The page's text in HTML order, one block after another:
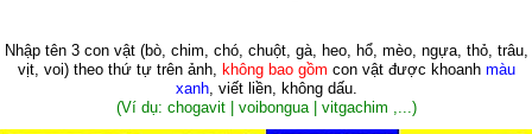
Nhập tên 3 con vật (bò, chim, chó, chuột, gà, heo, hổ, mèo, ngựa, thỏ, trâu,
vịt, voi)theo thứ tự trên ảnh, không bao gồm con vật được khoanh màu
xanh, viết liền, không dấu.
(Ví dụ: chogavit | voibongua | vitgachim ,...)